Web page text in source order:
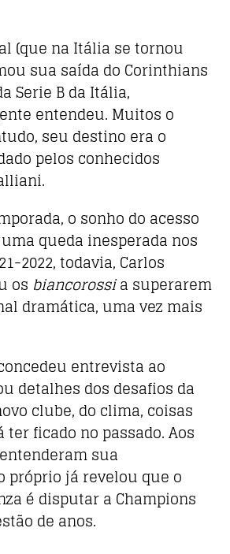
(que na Itália se tornou
sua saída do Corinthians
Serie B da Itália,
entendeu. Muitos o
seu destino era o
pelos conhecidos
o sonho do acesso
queda inesperada nos
2022, todavia, Carlos
os biancorossia superarem
dramática, uma vez mais
entrevista ao
detalhes dos desafios da
clube, do clima, coisas
ficado no passado. Aos
sua
próprio já revelou que o
é disputar a Champions
de anos.